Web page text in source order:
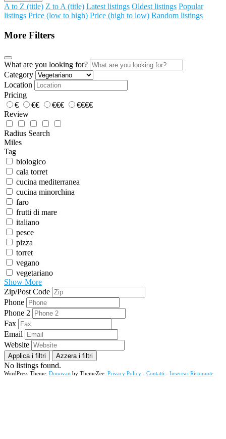
A to Z (title) Z to A (title) Latest listings Oldest listings Popular
listings Price (low to high) Price (high to low) Random listings
More Filters
What are you looking for?
Category
Location
Pricing
€
€€ €€€
€€€€
Review
Radius Search
Miles
Tag
biologico
cala torret
cucina mediterranea
cucina minorchina
faro
frutti di mare
italiano
pesce
pizza
torret
vegano
vegetariano
Show More
Zip/Post Code
Phone
Phone 2
Fax
Email
Website
Applica i filtri Azzera i filtri
No listings found.
WordPress Theme: Donovan by ThemeZee. Privacy Policy - Contatti - Inserisci Ristorante